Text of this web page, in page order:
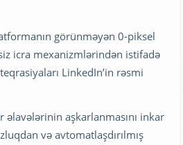
görünməyən 0-piksel
icra mexanizmlərindən istifadə
LinkedIn’in rəsmi
aşkarlanmasını inkar
və avtomatlaşdırılmış